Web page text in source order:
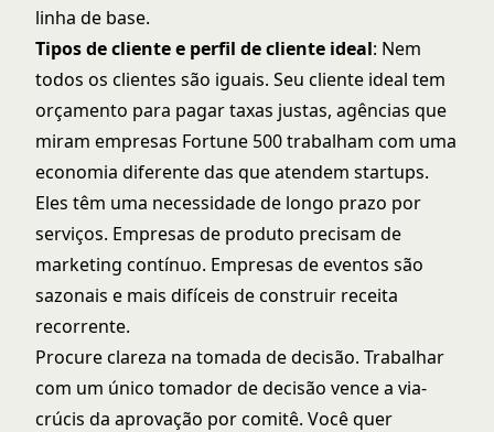
linha de base.
Tipos de cliente e perfil de cliente ideal: Nem
todos os clientes são iguais. Seu cliente ideal tem
orçamento para pagar taxas justas, agências que
miram empresas Fortune 500 trabalham com uma
economia diferente das que atendem startups.
Eles têm uma necessidade de longo prazo por
serviços. Empresas de produto precisam de
marketing contínuo. Empresas de eventos são
sazonais e mais difíceis de construir receita
recorrente.
Procure clareza na tomada de decisão. Trabalhar
com um único tomador de decisão vence a via-
crúcis da aprovação por comitê. Você quer